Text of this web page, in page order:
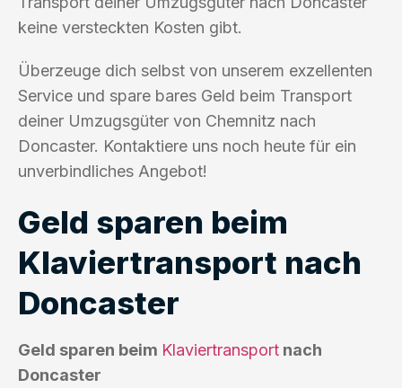
keine versteckten Kosten gibt.
Überzeuge dich selbst von unserem exzellenten
Service und spare bares Geld beim Transport
deiner Umzugsgüter von Chemnitz nach
Doncaster. Kontaktiere uns noch heute für ein
unverbindliches Angebot!
Geld sparen beim
Klaviertransport nach
Doncaster
Geld sparen beim Klaviertransport nach
Doncaster